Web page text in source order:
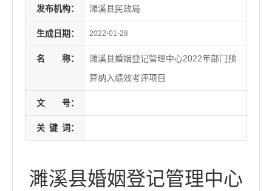
发布机构： 濉溪县民政局
生成日期： 2022-01-28
名 称：
濉溪县婚姻登记管理中心2022年部门预
算纳入绩效考评项目
文 号：
关 键 词：
濉溪县婚姻登记管理中心